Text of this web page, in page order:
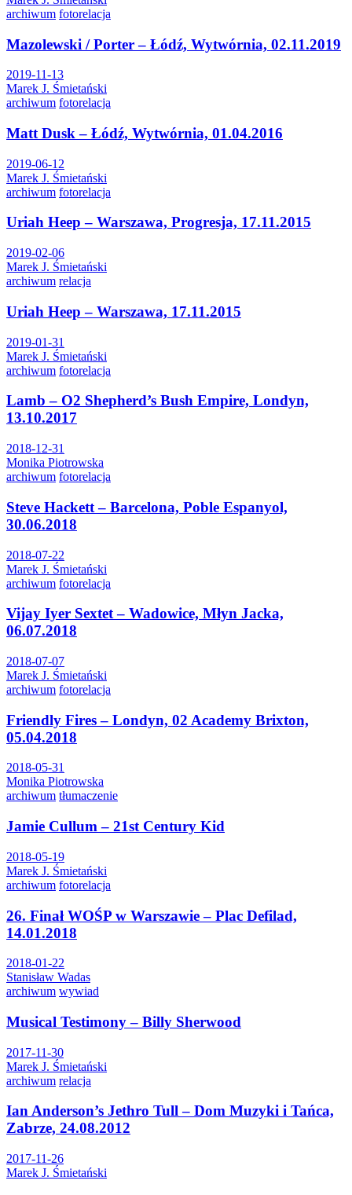
archiwum fotorelacja
Mazolewski / Porter – Łódź, Wytwórnia, 02.11.2019
2019-11-13
Marek J. Śmietański
archiwum fotorelacja
Matt Dusk – Łódź, Wytwórnia, 01.04.2016
2019-06-12
Marek J. Śmietański
archiwum fotorelacja
Uriah Heep – Warszawa, Progresja, 17.11.2015
2019-02-06
Marek J. Śmietański
archiwum relacja
Uriah Heep – Warszawa, 17.11.2015
2019-01-31
Marek J. Śmietański
archiwum fotorelacja
Lamb – O2 Shepherd’s Bush Empire, Londyn,
13.10.2017
2018-12-31
Monika Piotrowska
archiwum fotorelacja
Steve Hackett – Barcelona, Poble Espanyol,
30.06.2018
2018-07-22
Marek J. Śmietański
archiwum fotorelacja
Vijay Iyer Sextet – Wadowice, Młyn Jacka,
06.07.2018
2018-07-07
Marek J. Śmietański
archiwum fotorelacja
Friendly Fires – Londyn, 02 Academy Brixton,
05.04.2018
2018-05-31
Monika Piotrowska
archiwum tłumaczenie
Jamie Cullum – 21st Century Kid
2018-05-19
Marek J. Śmietański
archiwum fotorelacja
26. Finał WOŚP w Warszawie – Plac Defilad,
14.01.2018
2018-01-22
Stanisław Wadas
archiwum wywiad
Musical Testimony – Billy Sherwood
2017-11-30
Marek J. Śmietański
archiwum relacja
Ian Anderson’s Jethro Tull – Dom Muzyki i Tańca,
Zabrze, 24.08.2012
2017-11-26
Marek J. Śmietański